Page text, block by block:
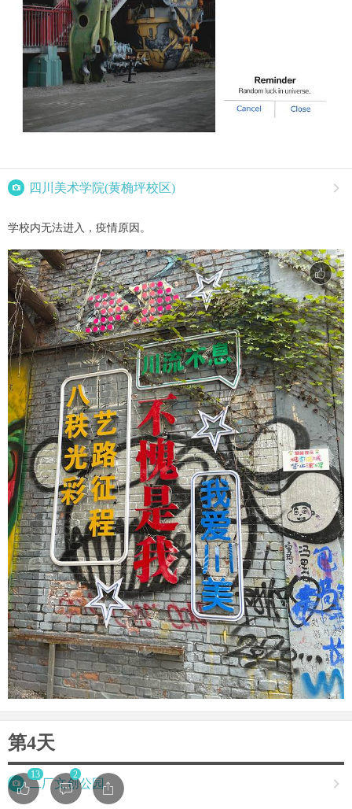
 四川美术学院(黄桷坪校区) 
学校内无法进入，疫情原因。
第4天
 二厂文创公园 
13 2